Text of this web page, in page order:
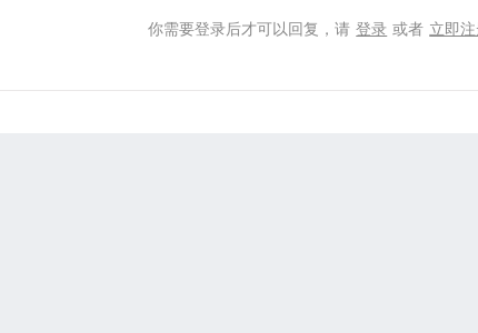
你需要登录后才可以回复，请 登录 或者 立即